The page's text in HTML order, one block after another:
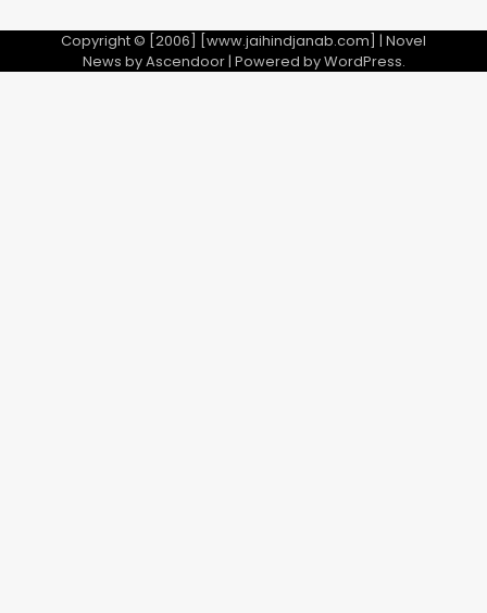
Copyright © [2006] [www.jaihindjanab.com] | Novel
News byAscendoor| Powered byWordPress.